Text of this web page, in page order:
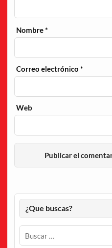
Nombre*
Correo electrónico*
Web
¿Que buscas?